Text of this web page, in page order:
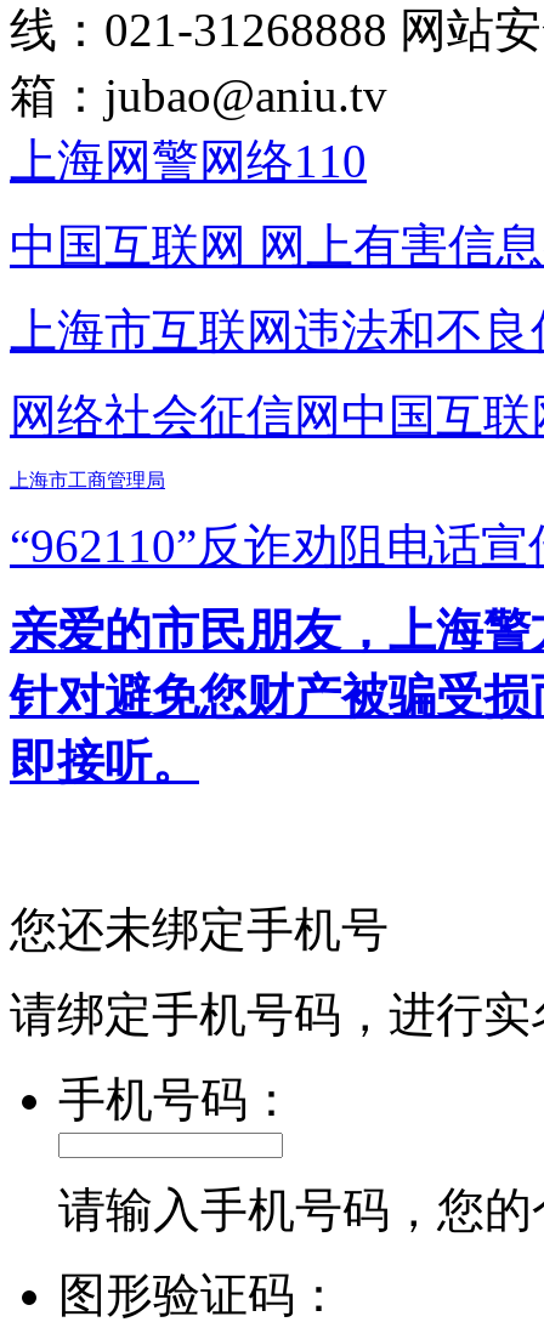
线：021-31268888 网站
箱： jubao@aniu.tv
上海网警网络110
中国互联网 网上有害信
上海市互联网违法和不
网络社会征信网 中国互
上海市工商管理局
“962110”反诈劝阻电话宣
亲爱的市民朋友，上海
针对避免您财产被骗受
即接听。
您还未绑定手机号
请绑定手机号码，进行
手机号码：
请输入手机号码，您
图形验证码：